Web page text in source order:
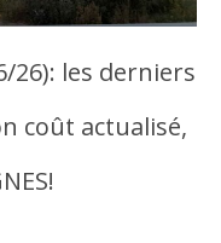
26): les derniers
coût actualisé,